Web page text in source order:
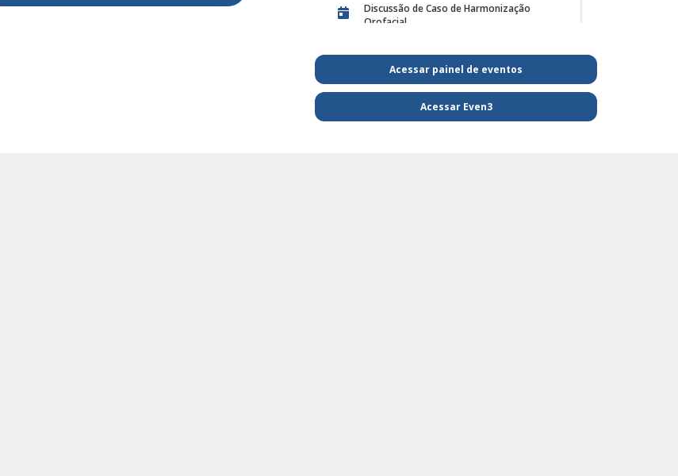
Discussão de Caso de Harmonização
Orofacial
PE Projeto de Reabilitação Funcional
Acessar painel de eventos
Acessar Even3